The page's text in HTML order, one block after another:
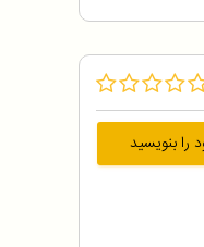
را بنویسید